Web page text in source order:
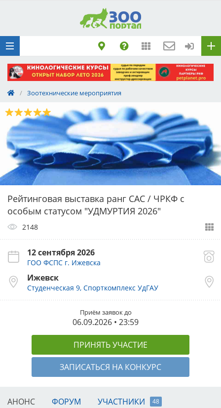
/ Зоотехнические мероприятия
Рейтинговая выставка ранг САС / ЧРКФ с
особым статусом "УДМУРТИЯ 2026"
2148
12 сентября 2026
ГОО ФСПС г. Ижевска
Ижевск
Студенческая 9, Спорткомплекс УдГАУ
Приём заявок до
06.09.2026 • 23:59
ПРИНЯТЬ УЧАСТИЕ
ЗАПИСАТЬСЯ НА КОНКУРС
АНОНС ФОРУМ УЧАСТНИКИ 48
метрики
Поездку
Обращение